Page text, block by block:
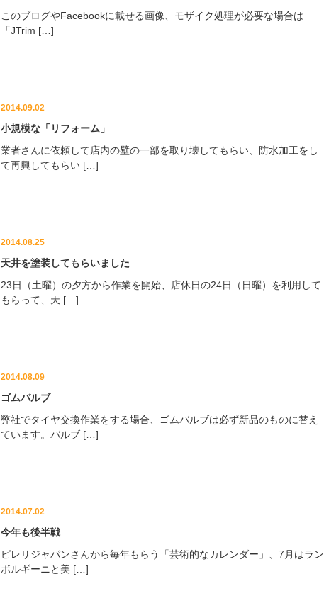
このブログやFacebookに載せる画像、モザイク処理が必要な場合は
「JTrim […]
2014.09.02
小規模な「リフォーム」
業者さんに依頼して店内の壁の一部を取り壊してもらい、防水加工をし
て再興してもらい […]
2014.08.25
天井を塗装してもらいました
23日（土曜）の夕方から作業を開始、店休日の24日（日曜）を利用して
もらって、天 […]
2014.08.09
ゴムバルブ
弊社でタイヤ交換作業をする場合、ゴムバルブは必ず新品のものに替え
ています。バルブ […]
2014.07.02
今年も後半戦
ピレリジャパンさんから毎年もらう「芸術的なカレンダー」、7月はラン
ボルギーニと美 […]